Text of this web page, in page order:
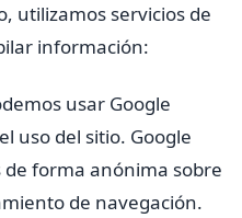
utilizamos servicios de
información:
usar Google
uso del sitio. Google
forma anónima sobre
de navegación.